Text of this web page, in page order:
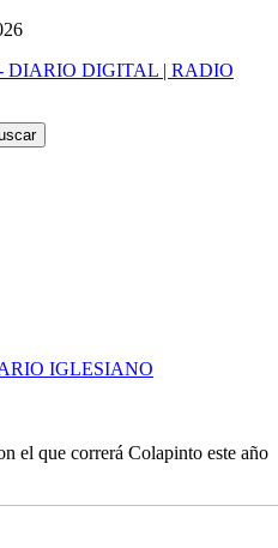
DIARIO DIGITAL | RADIO
el que correrá Colapinto este año